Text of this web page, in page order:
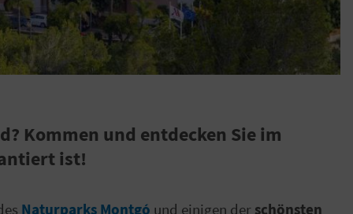
Kommen und entdecken Sie im
ist!
Naturparks Montgó und einigen der schönsten